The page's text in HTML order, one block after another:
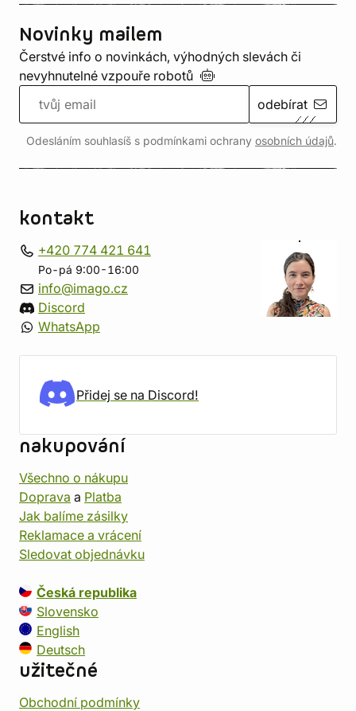
Novinky mailem
Čerstvé info o novinkách, výhodných slevách či
nevyhnutelné vzpouře robotů
odebírat
Odesláním souhlasíš s podmínkami ochrany osobních údajů.
kontakt
+420 774 421 641
Po-pá 9:00-16:00
info@imago.cz
Discord
WhatsApp
Přidej se na Discord!
nakupování
Všechno o nákupu
Doprava a Platba
Jak balíme zásilky
Reklamace a vrácení
Sledovat objednávku
Česká republika
Slovensko
English
Deutsch
užitečné
Obchodní podmínky